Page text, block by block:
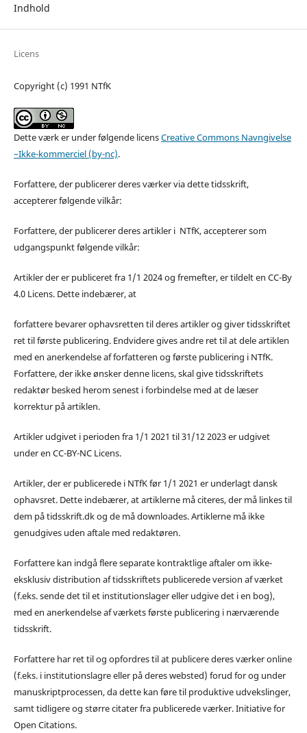
Indhold
Licens
Copyright (c) 1991 NTfK
Dette værk er under følgende licensCreative Commons Navngivelse
–Ikke-kommerciel (by-nc).
Forfattere, der publicerer deres værker via dette tidsskrift,
accepterer følgende vilkår:
Forfattere, der publicerer deres artikler i NTfK, accepterer som
udgangspunkt følgende vilkår:
Artikler der er publiceret fra 1/1 2024 og fremefter, er tildelt en CC-By
4.0 Licens. Dette indebærer, at
forfattere bevarer ophavsretten til deres artikler og giver tidsskriftet
ret til første publicering. Endvidere gives andre ret til at dele artiklen
med en anerkendelse af forfatteren og første publicering i NTfK.
Forfattere, der ikke ønsker denne licens, skal give tidsskriftets
redaktør besked herom senest i forbindelse med at de læser
korrektur på artiklen.
Artikler udgivet i perioden fra 1/1 2021 til 31/12 2023 er udgivet
under en CC-BY-NC Licens.
Artikler, der er publicerede i NTfK før 1/1 2021 er underlagt dansk
ophavsret. Dette indebærer, at artiklerne må citeres, der må linkes til
dem på tidsskrift.dk og de må downloades. Artiklerne må ikke
genudgives uden aftale med redaktøren.
Forfattere kan indgå flere separate kontraktlige aftaler om ikke-
eksklusiv distribution af tidsskriftets publicerede version af værket
(f.eks. sende det til et institutionslager eller udgive det i en bog),
med en anerkendelse af værkets første publicering i nærværende
tidsskrift.
Forfattere har ret til og opfordres til at publicere deres værker online
(f.eks. i institutionslagre eller på deres websted) forud for og under
manuskriptprocessen, da dette kan føre til produktive udvekslinger,
samt tidligere og større citater fra publicerede værker. Initiative for
Open Citations.